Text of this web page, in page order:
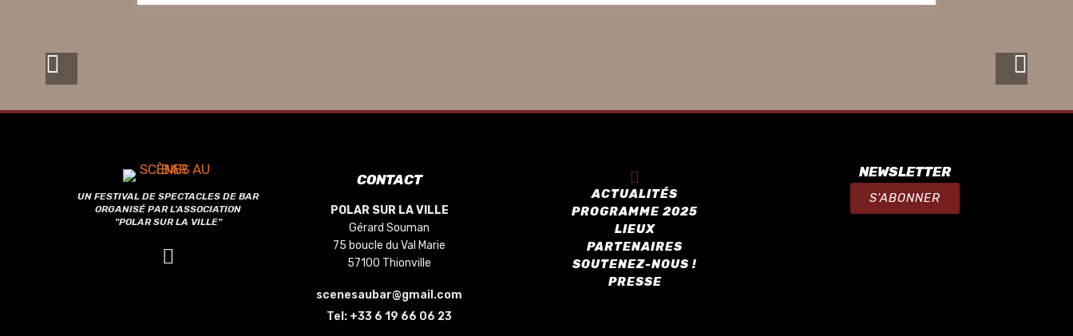
UN FESTIVAL DE SPECTACLES DE BAR
ORGANISÉ PAR L'ASSOCIATION
"POLAR SUR LA VILLE"
CONTACT
POLAR SUR LA VILLE
Gérard Souman
75 boucle du Val Marie
57100 Thionville
scenesaubar@gmail.com
Tel: +33 6 19 66 06 23
ACTUALITÉS
PROGRAMME 2025
LIEUX
PARTENAIRES
SOUTENEZ-NOUS !
PRESSE
NEWSLETTER
S'ABONNER